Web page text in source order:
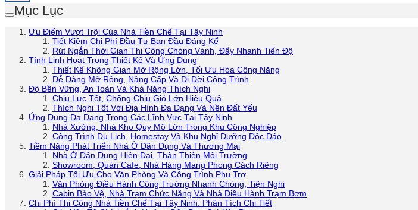
Mục Lục
Ưu Điểm Vượt Trội Của Nhà Tiền Chế Tại Tây Ninh
Tiết Kiệm Chi Phí Đầu Tư Ban Đầu Đáng Kể
Rút Ngắn Thời Gian Thi Công Chóng Vánh, Đẩy Nhanh Tiến Độ
Tính Linh Hoạt Trong Thiết Kế Và Ứng Dụng
Thiết Kế Không Gian Mở Rộng Lớn, Tối Ưu Hóa Công Năng
Dễ Dàng Mở Rộng, Nâng Cấp Và Di Dời Công Trình
Độ Bền Vững, An Toàn Và Khả Năng Thích Nghi
Chịu Lực Tốt, Chống Chịu Gió Lớn Hiệu Quả
Thích Nghi Tốt Với Địa Hình Đa Dạng Và Nền Đất Yếu
Ứng Dụng Đa Dạng Trong Các Lĩnh Vực Tại Tây Ninh
Nhà Xưởng, Nhà Kho Quy Mô Lớn Trong Khu Công Nghiệp
Công Trình Du Lịch, Homestay Và Khu Nghỉ Dưỡng Độc Đáo
Tiềm Năng Phát Triển Nhà Ở Dân Dụng Và Thương Mại
Nhà Ở Dân Dụng Hiện Đại, Thân Thiện Môi Trường
Showroom, Quán Cafe, Nhà Hàng Mang Phong Cách Riêng
Giải Pháp Tối Ưu Cho Văn Phòng Và Công Trình Phụ Trợ
Văn Phòng Điều Hành Công Trường Nhanh Chóng, Tiện Nghi
Cabin Bảo Vệ, Nhà Trạm Chức Năng Và Nhà Điều Hành Trạm Bơm
Chi Phí Thi Công Nhà Tiền Chế Tại Tây Ninh: Phân Tích Chi Tiết